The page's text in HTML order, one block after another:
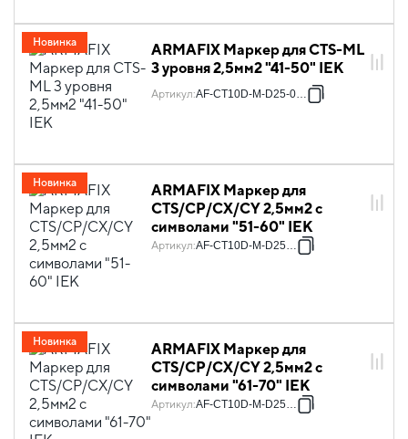
ARMAFIX Маркер для CTS-ML
3 уровня 2,5мм2 "41-50" IEK
Артикул:AF-CT10D-M-D25-05-3
Новинка
ARMAFIX Маркер для
CTS/CP/CX/CY 2,5мм2 с
символами "51-60" IEK
Артикул:AF-CT10D-M-D25-06
Новинка
ARMAFIX Маркер для
CTS/CP/CX/CY 2,5мм2 с
символами "61-70" IEK
Артикул:AF-CT10D-M-D25-07
Новинка